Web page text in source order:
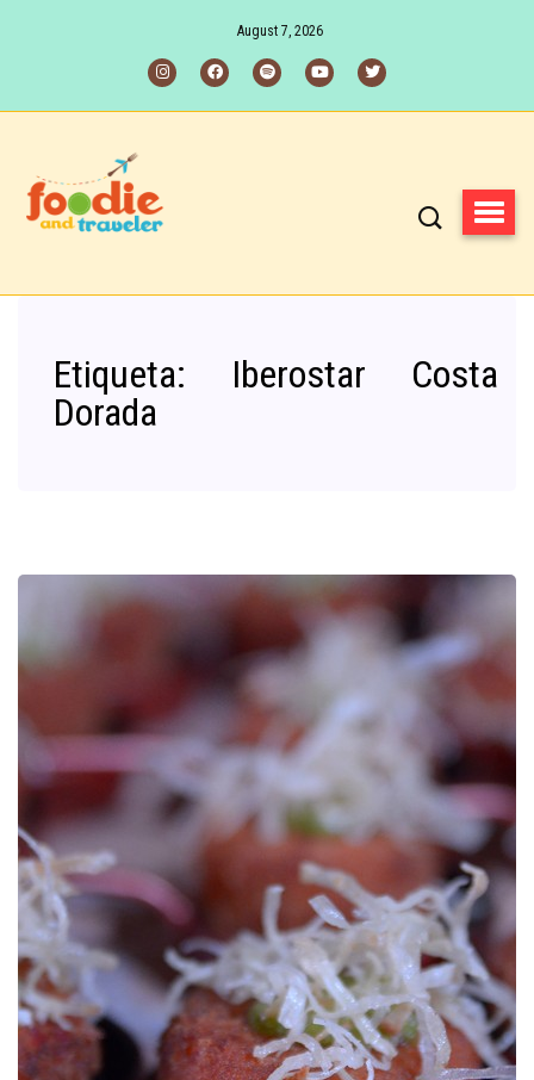
August 7, 2026
Etiqueta: Iberostar Costa
Dorada